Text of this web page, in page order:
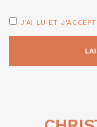
J'AI LU ET